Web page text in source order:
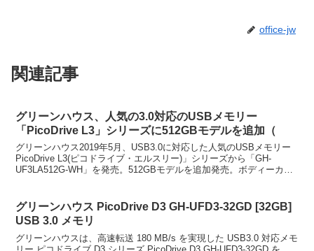
office-jw
関連記事
グリーンハウス、人気の3.0対応のUSBメモリー
「PicoDrive L3」シリーズに512GBモデルを追加（
グリーンハウス2019年5月、USB3.0に対応した人気のUSBメモリー
PicoDrive L3(ピコドライブ・エルスリー)」シリーズから「GH-
UF3LA512G-WH」を発売。512GBモデルを追加発売。ボディーカラ
グリーンハウス PicoDrive D3 GH-UFD3-32GD [32GB]
USB 3.0 メモリ
グリーンハウスは、高速転送 180 MB/s を実現した USB3.0 対応メモ